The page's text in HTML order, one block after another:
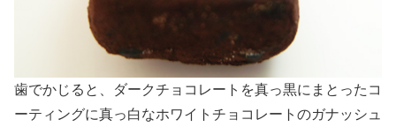
歯でかじると、ダークチョコレートを真っ黒にまとったコ
ーティングに真っ白なホワイトチョコレートのガナッシュ